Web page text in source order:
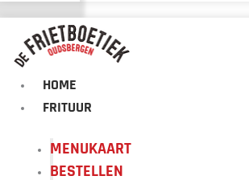
HOME
FRITUUR
MENUKAART
BESTELLEN